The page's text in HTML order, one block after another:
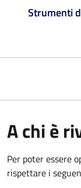
Strumenti
A chi è
Per poter essere
rispettare i